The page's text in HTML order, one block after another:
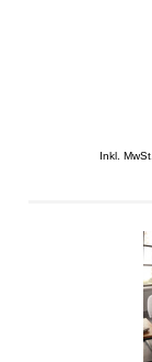
Inkl.